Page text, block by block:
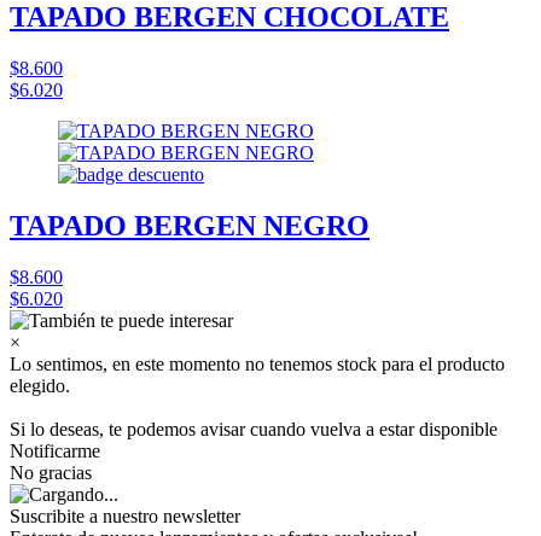
TAPADO BERGEN CHOCOLATE
$8.600
$6.020
TAPADO BERGEN NEGRO
$8.600
$6.020
×
Lo sentimos, en este momento no tenemos stock para el producto
elegido.
Si lo deseas, te podemos avisar cuando vuelva a estar disponible
Notificarme
No gracias
Suscribite a nuestro newsletter